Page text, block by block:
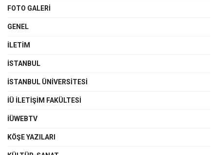
FOTO GALERI
GENEL
İLETIM
İSTANBUL
İSTANBUL ÜNIVERSITESI
İÜ İLETIŞIM FAKÜLTESI
İÜWEBTV
KÖŞE YAZILARI